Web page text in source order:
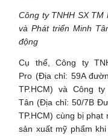
Công ty TNHH SX
và Phát triển Minh
động
Cụ thể, Công ty
Pro (Địa chỉ: 59A
TP.HCM) và Công
Tân (Địa chỉ: 50/7B
TP.HCM) cùng bị
sản xuất mỹ phẩm